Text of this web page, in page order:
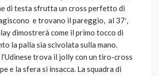
di testa sfrutta un cross perfetto di
e trovano il pareggio, al 37′,
dimostrerà come il primo tocco di
la palla sia scivolata sulla mano.
trova il jolly con un tiro-cross
e la sfera si insacca. La squadra di
god 9 mesi ago